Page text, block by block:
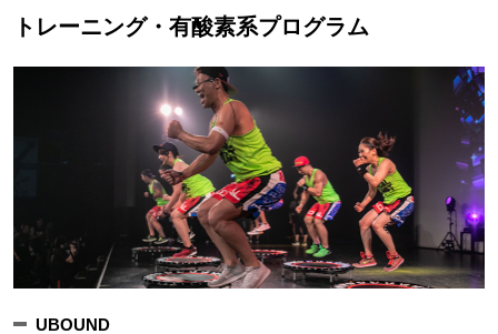
トレーニング・有酸素系プログラム
UBOUND